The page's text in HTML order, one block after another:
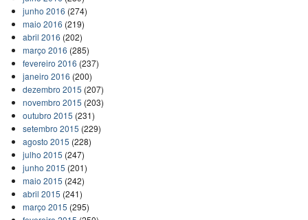
junho 2016 (274)
maio 2016 (219)
abril 2016 (202)
março 2016 (285)
fevereiro 2016 (237)
janeiro 2016 (200)
dezembro 2015 (207)
novembro 2015 (203)
outubro 2015 (231)
setembro 2015 (229)
agosto 2015 (228)
julho 2015 (247)
junho 2015 (201)
maio 2015 (242)
abril 2015 (241)
março 2015 (295)